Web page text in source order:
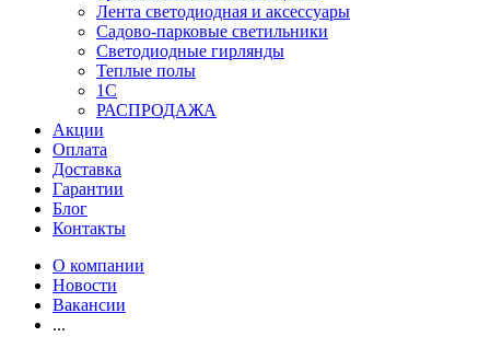
Лента светодиодная и аксессуары
Садово-парковые светильники
Светодиодные гирлянды
Теплые полы
1С
РАСПРОДАЖА
Акции
Оплата
Доставка
Гарантии
Блог
Контакты
О компании
Новости
Вакансии
...